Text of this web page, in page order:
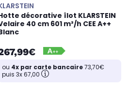
décorative îlot KLARSTEIN
40 cm 601 m³/h CEE A++
ou 4x par carte bancaire73,70€
puis 3x 67,00